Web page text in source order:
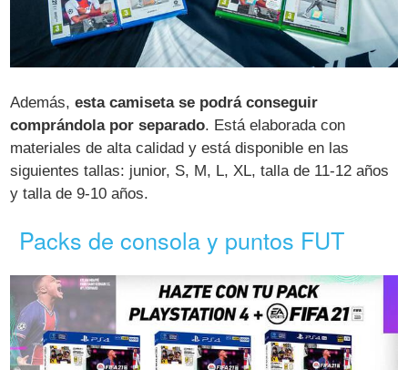
Además,esta camiseta se podrá conseguir
comprándola por separado. Está elaborada con
materiales de alta calidad y está disponible en las
siguientes tallas: junior, S, M, L, XL, talla de 11-12 años
y talla de 9-10 años.
Packs de consola y puntos FUT